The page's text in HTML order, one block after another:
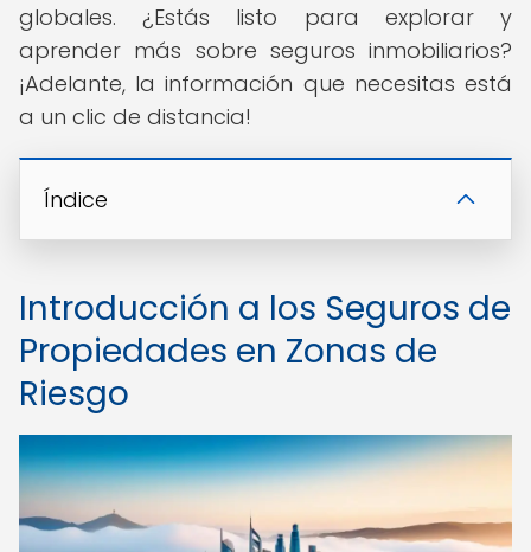
globales. ¿Estás listo para explorar y
aprender más sobre seguros inmobiliarios?
¡Adelante, la información que necesitas está
a un clic de distancia!
Índice
Introducción a los Seguros de
Propiedades en Zonas de
Riesgo